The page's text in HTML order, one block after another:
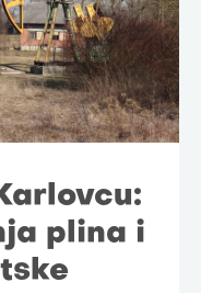
plina i